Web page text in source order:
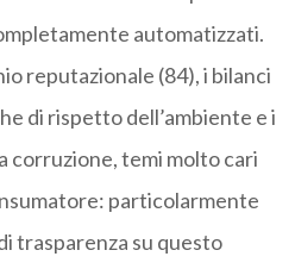
automatizzati.
reputazionale (84), i bilanci
di rispetto dell’ambiente e i
corruzione, temi molto cari
particolarmente
trasparenza su questo